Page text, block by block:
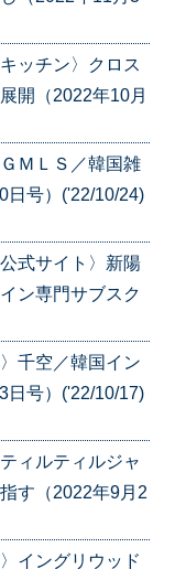
ッチン〉クロス
開（2022年10月
ＭＬＳ／韓国雑
日号）('22/10/24)
式サイト〉新陽
ン専門サブスク
千空／韓国イン
日号）('22/10/17)
ィルティルジャ
す（2022年9月2
イングリウッド